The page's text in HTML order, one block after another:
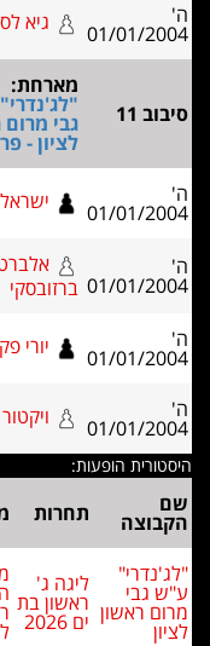
גיא לס 1
-
0
ע"ש
מרום ראשון 1.5
2.5
ישראל עופר 0.5
-
0.5
אלברט
1
-
0
יורי פקורין 0
-
1
ויקטור ברמן 0
-
1
מועדון מפגשים
בת
מועדון
השח-מט
ראשון
לציון
18